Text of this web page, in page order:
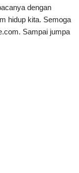
dengan
hidup kita. Semoga
Sampai jumpa